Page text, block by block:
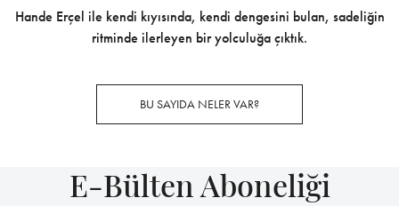
Hande Erçel ile kendi kıyısında, kendi dengesini bulan, sadeliğin
ritminde ilerleyen bir yolculuğa çıktık.
BU SAYIDA NELER VAR?
E-Bülten Aboneliği